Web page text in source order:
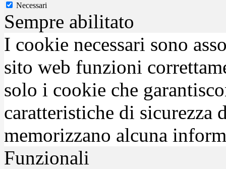
Necessari
Sempre abilitato
I cookie necessari sono
sito web funzioni
solo i cookie che
caratteristiche di sicurezza
memorizzano alcuna
Funzionali